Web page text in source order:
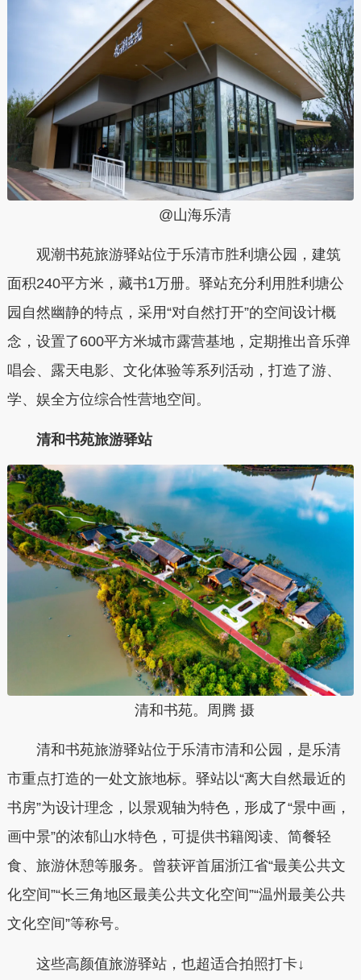
@山海乐清
观潮书苑旅游驿站位于乐清市胜利塘公园，建筑
面积240平方米，藏书1万册。驿站充分利用胜利塘公
园自然幽静的特点，采用“对自然打开”的空间设计概
念，设置了600平方米城市露营基地，定期推出音乐弹
唱会、露天电影、文化体验等系列活动，打造了游、
学、娱全方位综合性营地空间。
清和书苑旅游驿站
清和书苑。周腾 摄
清和书苑旅游驿站位于乐清市清和公园，是乐清
市重点打造的一处文旅地标。驿站以“离大自然最近的
书房”为设计理念，以景观轴为特色，形成了“景中画，
画中景”的浓郁山水特色，可提供书籍阅读、简餐轻
食、旅游休憩等服务。曾获评首届浙江省“最美公共文
化空间”“长三角地区最美公共文化空间”“温州最美公共
文化空间”等称号。
这些高颜值旅游驿站，也超适合拍照打卡↓